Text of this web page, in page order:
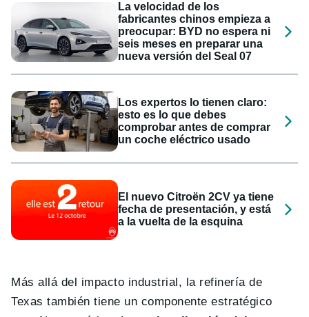
La velocidad de los
fabricantes chinos empieza a
preocupar: BYD no espera ni
seis meses en preparar una
nueva versión del Seal 07
Los expertos lo tienen claro:
esto es lo que debes
comprobar antes de comprar
un coche eléctrico usado
El nuevo Citroën 2CV ya tiene
fecha de presentación, y está
a la vuelta de la esquina
Más allá del impacto industrial, la refinería de
Texas también tiene un componente estratégico